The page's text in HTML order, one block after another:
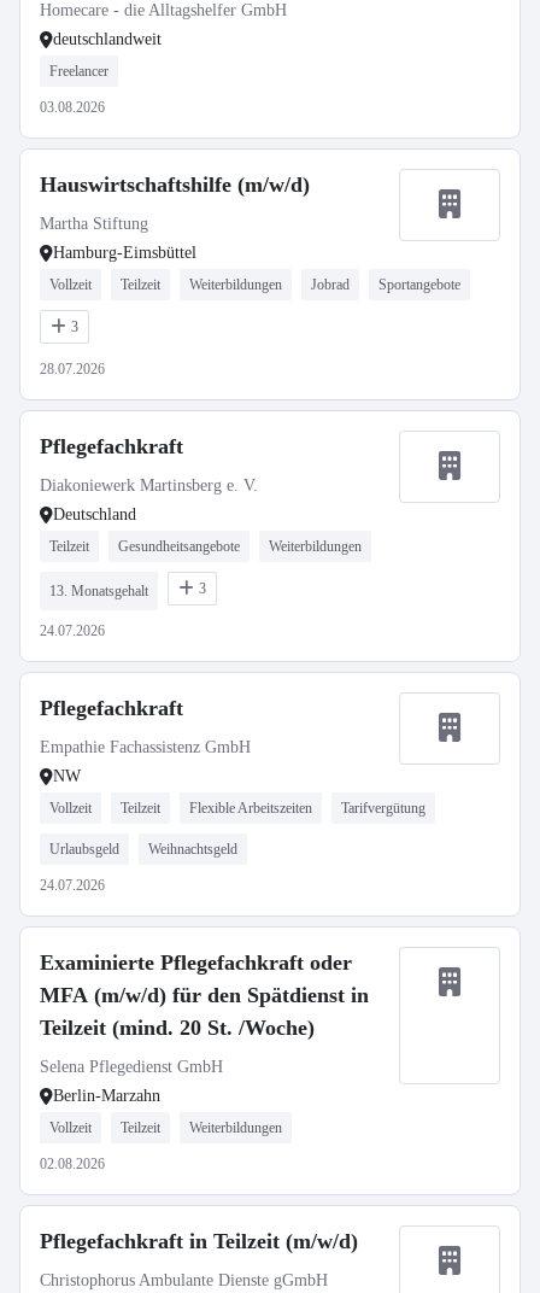
Homecare - die Alltagshelfer GmbH
deutschlandweit
Freelancer
03.08.2026
Hauswirtschaftshilfe (m/w/d)
Martha Stiftung
Hamburg-Eimsbüttel
Vollzeit Teilzeit Weiterbildungen Jobrad Sportangebote
3
28.07.2026
Pflegefachkraft
Diakoniewerk Martinsberg e. V.
Deutschland
Teilzeit Gesundheitsangebote Weiterbildungen
13. Monatsgehalt 3
24.07.2026
Pflegefachkraft
Empathie Fachassistenz GmbH
NW
Vollzeit Teilzeit Flexible Arbeitszeiten Tarifvergütung
Urlaubsgeld Weihnachtsgeld
24.07.2026
Examinierte Pflegefachkraft oder
MFA (m/w/d) für den Spätdienst in
Teilzeit (mind. 20 St. /Woche)
Selena Pflegedienst GmbH
Berlin-Marzahn
Vollzeit Teilzeit Weiterbildungen
02.08.2026
Pflegefachkraft in Teilzeit (m/w/d)
Christophorus Ambulante Dienste gGmbH